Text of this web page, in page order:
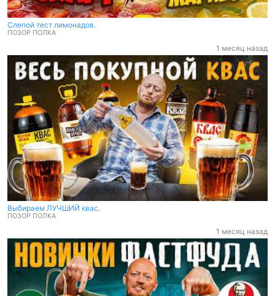
Выбираем ЛУЧШИЙ квас.
ПОЗОР ПОЛКА
Слепой тест лимонадов.
ПОЗОР ПОЛКА
1 месяц назад
Выбираем ЛУЧШИЙ квас.
ПОЗОР ПОЛКА
1 месяц назад